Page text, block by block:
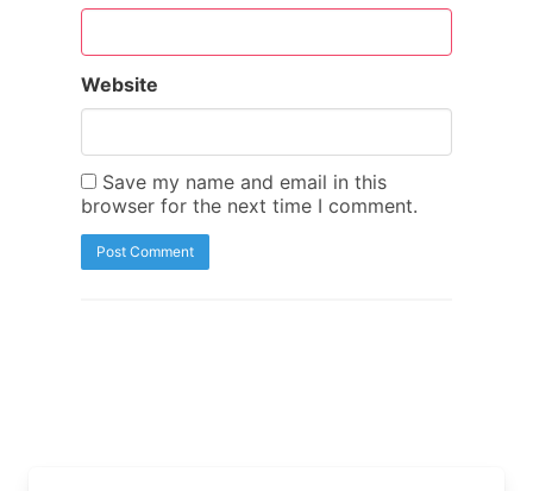
Website
Save my name and email in this
browser for the next time I comment.